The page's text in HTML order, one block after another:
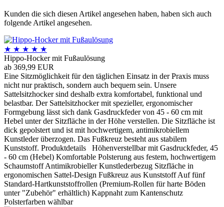
Kunden die sich diesen Artikel angesehen haben, haben sich auch
folgende Artikel angesehen.
★ ★ ★ ★ ★
Hippo-Hocker mit Fußaulösung
ab 369,99 EUR
Eine Sitzmöglichkeit für den täglichen Einsatz in der Praxis muss
nicht nur praktisch, sondern auch bequem sein. Unsere
Sattelsitzhocker sind deshalb extra komfortabel, funktional und
belastbar. Der Sattelsitzhocker mit spezieller, ergonomischer
Formgebung lässt sich dank Gasdruckfeder von 45 - 60 cm mit
Hebel unter der Sitzfläche in der Höhe verstellen. Die Sitzfläche ist
dick gepolstert und ist mit hochwertigem, antimikrobiellem
Kunstleder überzogen. Das Fußkreuz besteht aus stabilem
Kunststoff. Produktdetails Höhenverstellbar mit Gasdruckfeder, 45
- 60 cm (Hebel) Komfortable Polsterung aus festem, hochwertigem
Schaumstoff Antimikrobieller Kunstlederbezug Sitzfläche in
ergonomischen Sattel-Design Fußkreuz aus Kunststoff Auf fünf
Standard-Hartkunststoffrollen (Premium-Rollen für harte Böden
unter "Zubehör" erhältlich) Kappnaht zum Kantenschutz
Polsterfarben wählbar